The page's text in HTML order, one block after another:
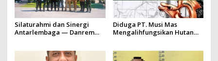
Silaturahmi dan Sinergi
Antarlembaga — Danrem
Diduga PT. Musi Mas
Mengalihfungsikan Hutan
yang diizinkan